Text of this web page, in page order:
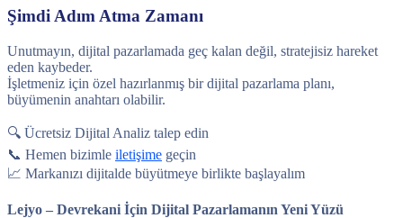
Şimdi Adım Atma Zamanı
Unutmayın, dijital pazarlamada geç kalan değil, stratejisiz hareket
eden kaybeder.
İşletmeniz için özel hazırlanmış bir dijital pazarlama planı,
büyümenin anahtarı olabilir.
🔍 Ücretsiz Dijital Analiz talep edin
📞 Hemen bizimle iletişime geçin
📈 Markanızı dijitalde büyütmeye birlikte başlayalım
Lejyo – Devrekani İçin Dijital Pazarlamanın Yeni Yüzü